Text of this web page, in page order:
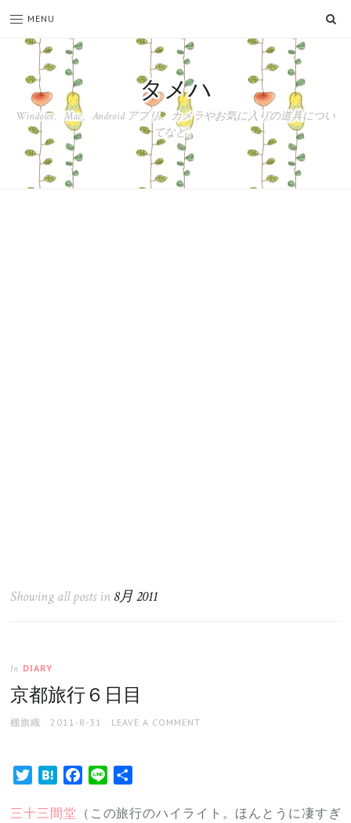
MENU
タメハ
Windows、Mac、Android アプリ、カメラやお気に入りの道具につい
てなど。
Showing all posts in 8月 2011
In DIARY
京都旅行６日目
AUTHOR
棚旗織
POSTED
2011-8-31 LEAVE A COMMENT
TwitterHatenaFacebook
Line
三十三間堂 （この旅行のハイライト。ほんとうに凄すぎ